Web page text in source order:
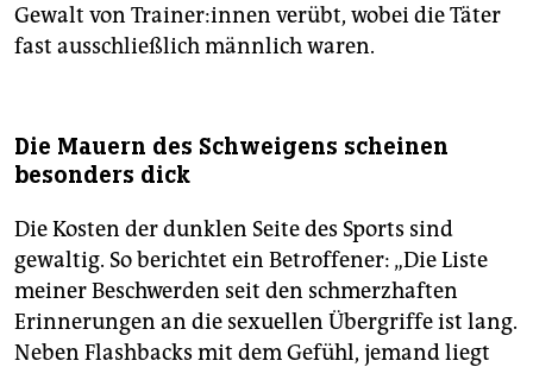
Gewalt von Trai­ne­r:in­nen verübt, wobei die Täter
fast ausschließlich männlich waren.
Die Mauern des Schweigens scheinen
besonders dick
Die Kosten der dunklen Seite des Sports sind
gewaltig. So berichtet ein Betroffener: „Die Liste
meiner Beschwerden seit den schmerzhaften
Erinnerungen an die sexuellen Übergriffe ist lang.
Neben Flashbacks mit dem Gefühl, jemand liegt